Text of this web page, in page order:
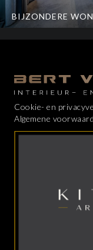
BIJZONDERE
Cookie- en
Algemene